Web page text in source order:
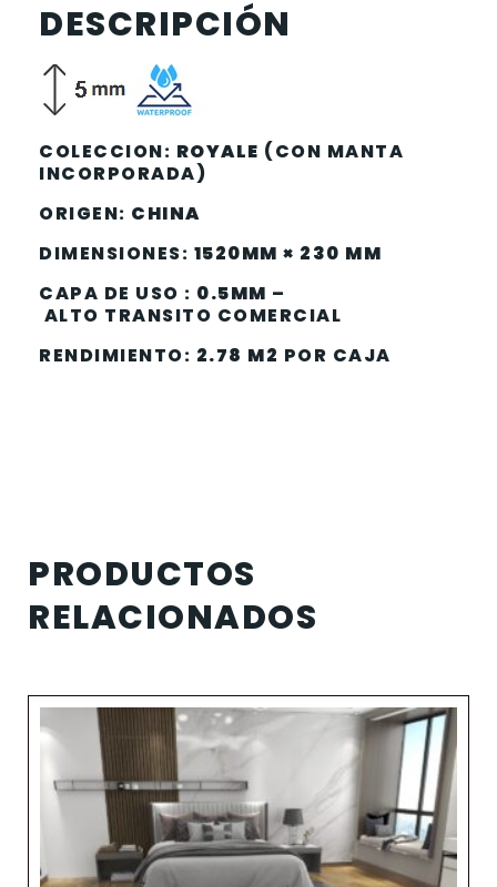
DESCRIPCIÓN
COLECCION: ROYALE (CON MANTA
INCORPORADA)
ORIGEN: CHINA
DIMENSIONES: 1520MM × 230 MM
CAPA DE USO : 0.5MM –
ALTO TRANSITO COMERCIAL
RENDIMIENTO: 2.78 M2 POR CAJA
PRODUCTOS
RELACIONADOS